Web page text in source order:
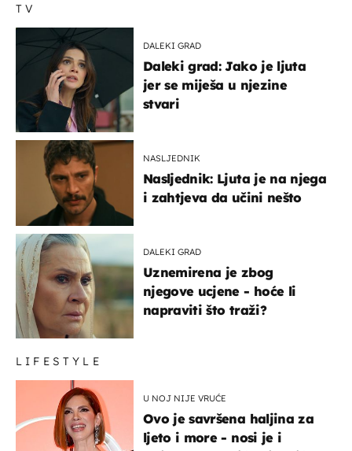
TV
DALEKI GRAD
Daleki grad: Jako je ljuta
jer se miješa u njezine
stvari
NASLJEDNIK
Nasljednik: Ljuta je na njega
i zahtjeva da učini nešto
DALEKI GRAD
Uznemirena je zbog
njegove ucjene - hoće li
napraviti što traži?
LIFESTYLE
U NOJ NIJE VRUĆE
Ovo je savršena haljina za
ljeto i more - nosi je i